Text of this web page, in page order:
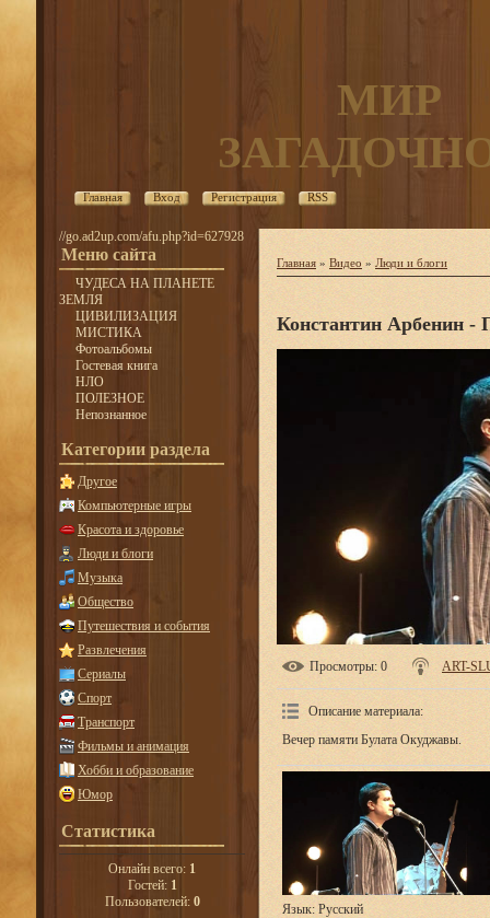
МИР
Главная Вход Регистрация RSS
//go.ad2up.com/afu.php?id=627928
Меню сайта
ЧУДЕСА НА ПЛАНЕТЕ
ЗЕМЛЯ
ЦИВИЛИЗАЦИЯ
МИСТИКА
Фотоальбомы
Гостевая книга
НЛО
ПОЛЕЗНОЕ
Непознанное
Категории раздела
Другое
Компьютерные игры
Красота и здоровье
Люди и блоги
Музыка
Общество
Путешествия и события
Развлечения
Сериалы
Спорт
Транспорт
Фильмы и анимация
Хобби и образование
Юмор
Статистика
Онлайн всего: 1
Гостей: 1
Пользователей: 0
Главная » Видео » Люди и блоги
Константин Арбенин -
Просмотры: 0 ART-
Описание материала:
Вечер памяти Булата Окуджавы.
Язык: Русский